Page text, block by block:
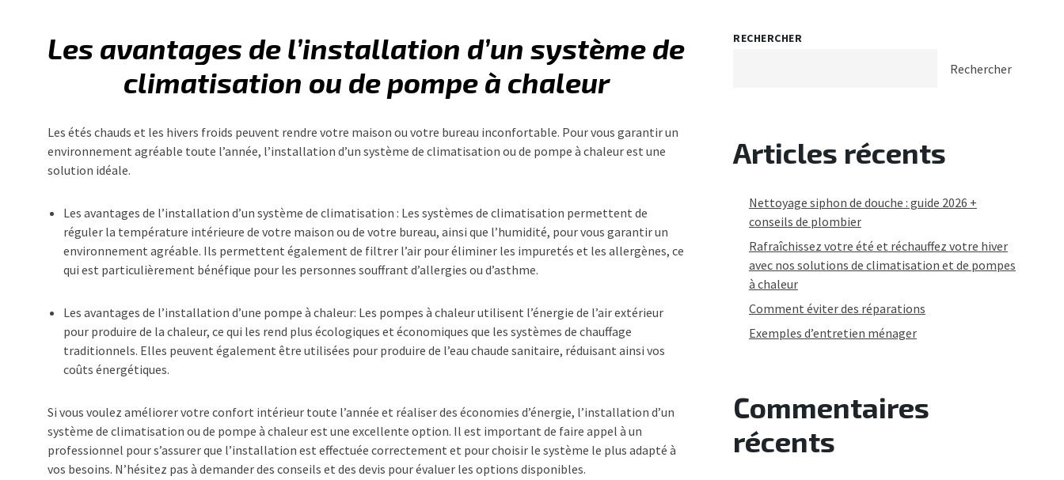
Les avantages de l’installation d’un système de
climatisation ou de pompe à chaleur
Les étés chauds et les hivers froids peuvent rendre votre maison ou votre bureau inconfortable. Pour vous garantir un
environnement agréable toute l’année, l’installation d’un système de climatisation ou de pompe à chaleur est une
solution idéale.
Les avantages de l’installation d’un système de climatisation : Les systèmes de climatisation permettent de
réguler la température intérieure de votre maison ou de votre bureau, ainsi que l’humidité, pour vous garantir un
environnement agréable. Ils permettent également de filtrer l’air pour éliminer les impuretés et les allergènes, ce
qui est particulièrement bénéfique pour les personnes souffrant d’allergies ou d’asthme.
Les avantages de l’installation d’une pompe à chaleur: Les pompes à chaleur utilisent l’énergie de l’air extérieur
pour produire de la chaleur, ce qui les rend plus écologiques et économiques que les systèmes de chauffage
traditionnels. Elles peuvent également être utilisées pour produire de l’eau chaude sanitaire, réduisant ainsi vos
coûts énergétiques.
Si vous voulez améliorer votre confort intérieur toute l’année et réaliser des économies d’énergie, l’installation d’un
système de climatisation ou de pompe à chaleur est une excellente option. Il est important de faire appel à un
professionnel pour s’assurer que l’installation est effectuée correctement et pour choisir le système le plus adapté à
vos besoins. N’hésitez pas à demander des conseils et des devis pour évaluer les options disponibles.
RECHERCHER
Rechercher
Articles récents
Nettoyage siphon de douche : guide 2026 +
conseils de plombier
Rafraîchissez votre été et réchauffez votre hiver
avec nos solutions de climatisation et de pompes
à chaleur
Comment éviter des réparations
Exemples d’entretien ménager
Commentaires
récents